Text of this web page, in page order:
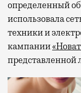
определенный
использовала
техники и
кампании
представленной